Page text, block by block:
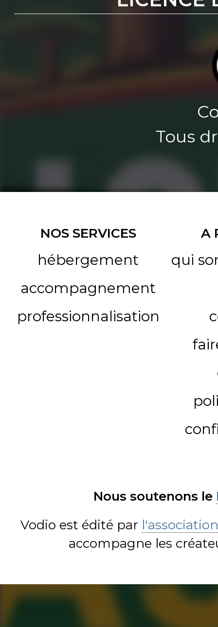
Tous
NOS SERVICES
hébergement
accompagnement
professionnalisation
A
qui